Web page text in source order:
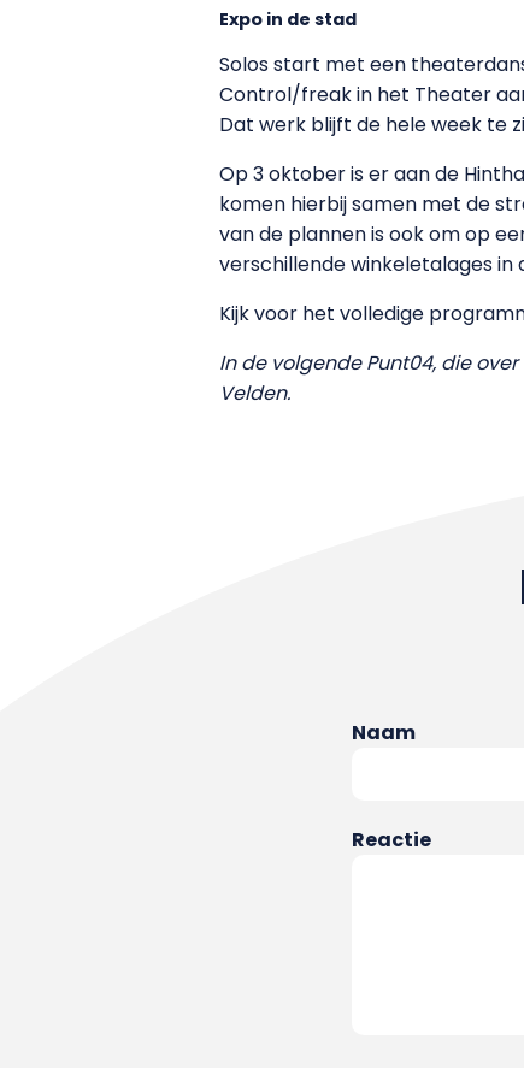
Expo in de stad
Solos start met een
Control/freak in het Theater
Dat werk blijft de hele week te
Op 3 oktober is er aan de
komen hierbij samen met de
van de plannen is ook om op
verschillende winkeletalages in
Kijk voor het volledige
In de volgende Punt04, die
Velden.
Naam
Reactie